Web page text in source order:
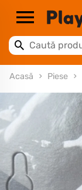
Acasă Piese